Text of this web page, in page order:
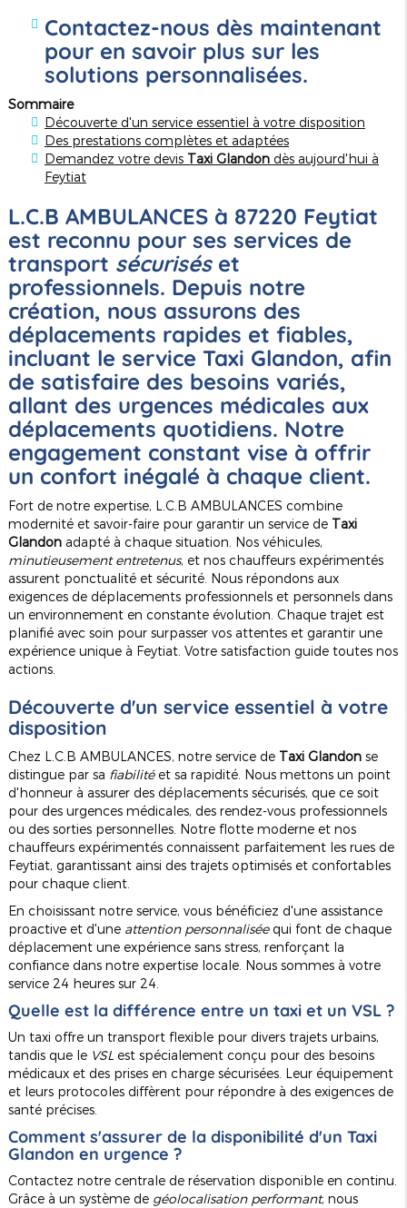
Contactez-nous dès maintenant
pour en savoir plus sur les
solutions personnalisées.
Sommaire
Découverte d'un service essentiel à votre disposition
Des prestations complètes et adaptées
Demandez votre devis Taxi Glandondès aujourd'hui à
Feytiat
L.C.B AMBULANCES à 87220 Feytiat
est reconnu pour ses services de
transport sécuriséset
professionnels. Depuis notre
création, nous assurons des
déplacements rapides et fiables,
incluant le service Taxi Glandon, afin
de satisfaire des besoins variés,
allant des urgences médicales aux
déplacements quotidiens. Notre
engagement constant vise à offrir
un confort inégalé à chaque client.
Fort de notre expertise, L.C.B AMBULANCES combine
modernité et savoir-faire pour garantir un service de Taxi
Glandonadapté à chaque situation. Nos véhicules,
minutieusement entretenus, et nos chauffeurs expérimentés
assurent ponctualité et sécurité. Nous répondons aux
exigences de déplacements professionnels et personnels dans
un environnement en constante évolution. Chaque trajet est
planifié avec soin pour surpasser vos attentes et garantir une
expérience unique à Feytiat. Votre satisfaction guide toutes nos
actions.
Découverte d'un service essentiel à votre
disposition
Chez L.C.B AMBULANCES, notre service de Taxi Glandonse
distingue par sa fiabilitéet sa rapidité. Nous mettons un point
d'honneur à assurer des déplacements sécurisés, que ce soit
pour des urgences médicales, des rendez-vous professionnels
ou des sorties personnelles. Notre flotte moderne et nos
chauffeurs expérimentés connaissent parfaitement les rues de
Feytiat, garantissant ainsi des trajets optimisés et confortables
pour chaque client.
En choisissant notre service, vous bénéficiez d'une assistance
proactive et d'une attention personnaliséequi font de chaque
déplacement une expérience sans stress, renforçant la
confiance dans notre expertise locale. Nous sommes à votre
service 24 heures sur 24.
Quelle est la différence entre un taxi et un VSL ?
Un taxi offre un transport flexible pour divers trajets urbains,
tandis que le VSL est spécialement conçu pour des besoins
médicaux et des prises en charge sécurisées. Leur équipement
et leurs protocoles diffèrent pour répondre à des exigences de
santé précises.
Comment s'assurer de la disponibilité d'un Taxi
Glandon en urgence ?
Contactez notre centrale de réservation disponible en continu.
Grâce à un système de géolocalisation performant, nous